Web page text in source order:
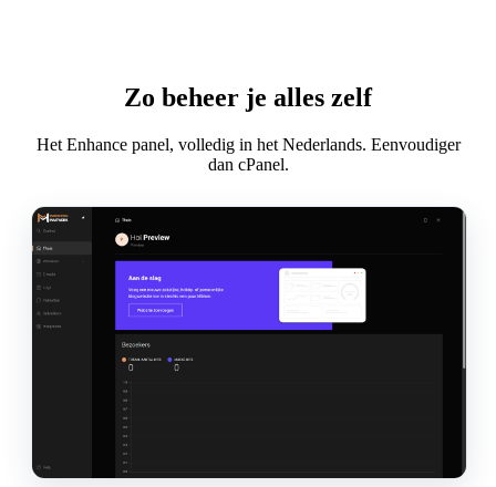
Zo beheer je alles zelf
Het Enhance panel, volledig in het Nederlands. Eenvoudiger
dan cPanel.